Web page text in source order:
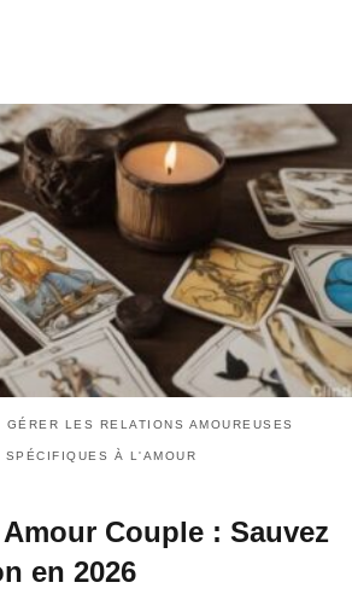
GÉRER LES RELATIONS AMOUREUSES
SPÉCIFIQUES À L'AMOUR
Couple : Sauvez
en 2026